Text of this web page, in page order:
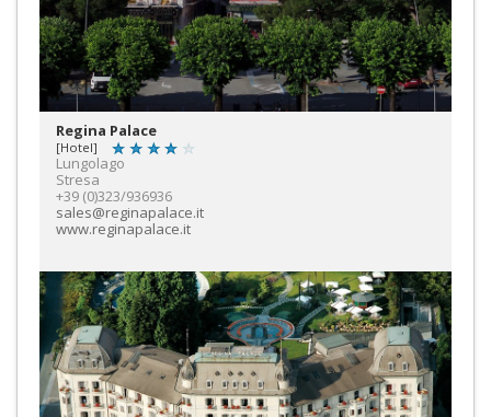
Regina Palace
[Hotel]
Lungolago
Stresa
+39 (0)323/936936
sales@reginapalace.it
www.reginapalace.it